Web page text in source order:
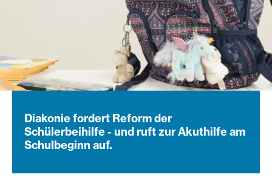
Diakonie fordert Reform der
Schülerbeihilfe - und ruft zur Akuthilfe am
Schulbeginn auf.